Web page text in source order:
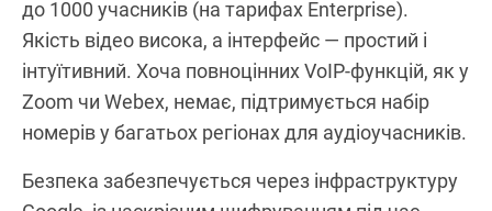
Workspace, що робить його ідеальним для
команд, які вже користуються Gmail, Google
Календарем і Google Drive. Зустрічі можна
запускати безпосередньо з Google Календаря
або Gmail одним кліком.
Google Meet підтримує субтитри в реальному